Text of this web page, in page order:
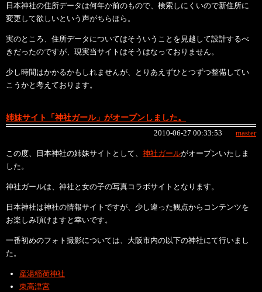
日本神社の住所データは何年か前のもので、検索しにくいので新住所に
変更して欲しいという声がちらほら。
実のところ、住所データについてはそういうことを見越して設計するべ
きだったのですが、現実当サイトはそうはなっておりません。
少し時間はかかるかもしれませんが、とりあえずひとつずつ整備してい
こうかと考えております。
姉妹サイト「神社ガール」がオープンしました。
2010-06-27 00:33:53 master
この度、日本神社の姉妹サイトとして、 神社ガールがオープンいたしま
した。
神社ガールは、神社と女の子の写真コラボサイトとなります。
日本神社は神社の情報サイトですが、少し違った観点からコンテンツを
お楽しみ頂けますと幸いです。
一番初めのフォト撮影については、大阪市内の以下の神社にて行いまし
た。
産湯稲荷神社
東高津宮